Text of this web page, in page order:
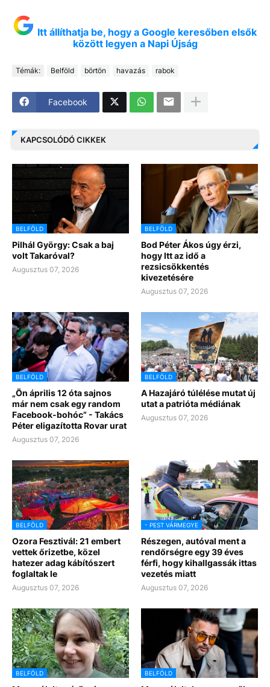
Itt állíthatja be, hogy a Google keresőben elsők
között legyen a Napi Újság
Témák: Belföld börtön havazás rabok
Facebook
KAPCSOLÓDÓ CIKKEK
BELFÖLD
Pilhál György: Csak a baj
volt Takaróval?
Augusztus 07, 2026
BELFÖLD
Bod Péter Ákos úgy érzi,
hogy Itt az idő a
rezsicsökkentés
kivezetésére
Augusztus 07, 2026
BELFÖLD
„Ön április 12 óta sajnos
már nem csak egy random
Facebook-bohóc” - Takács
Péter eligazította Rovar urat
Augusztus 07, 2026
BELFÖLD
A Hazajáró túlélése mutat új
utat a patrióta médiának
Augusztus 07, 2026
BELFÖLD
Ozora Fesztivál: 21 embert
vettek őrizetbe, közel
hatezer adag kábítószert
foglaltak le
Augusztus 07, 2026
- PEST VÁRMEGYE
Részegen, autóval ment a
rendőrségre egy 39 éves
férfi, hogy kihallgassák ittas
vezetés miatt
Augusztus 07, 2026
BELFÖLD BELFÖLD